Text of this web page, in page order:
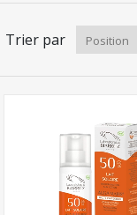
Trier par